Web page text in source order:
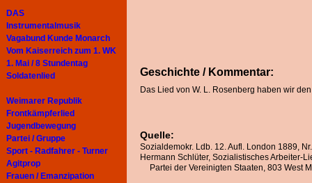
Geschichte / Kommentar:
Das Lied von W. L. Rosenberg haben wir
Quelle:
Sozialdemokr. Ldb. 12. Aufl. London 1889,
Hermann Schlüter, Sozialistisches Arbeiter-
Partei der Vereinigten Staaten, 803 West
DAS
Instrumentalmusik
Vagabund Kunde Monarch
Vom Kaiserreich zum 1. WK
1. Mai / 8 Stundentag
Soldatenlied
Weimarer Republik
Frontkämpferlied
Jugendbewegung
Partei / Gruppe
Sport - Radfahrer - Turner
Agitprop
Frauen / Emanzipation